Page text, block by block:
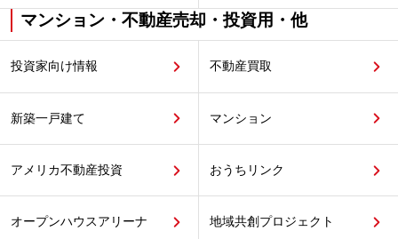
マンション・不動産売却・投資用・他
投資家向け情報 不動産買取
新築一戸建て マンション
アメリカ不動産投資 おうちリンク
オープンハウスアリーナ 地域共創プロジェクト